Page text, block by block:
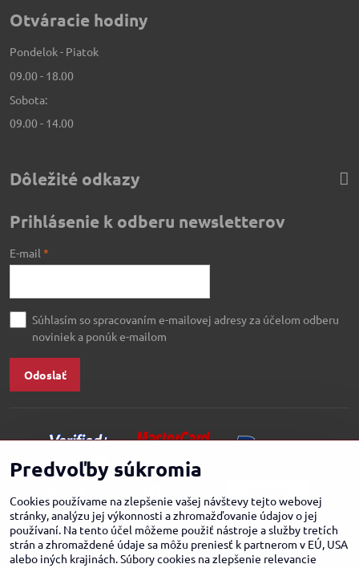
Otváracie hodiny
Pondelok - Piatok
09.00 - 18.00
Sobota:
09.00 - 14.00
Dôležité odkazy
Prihlásenie k odberu newsletterov
E-mail *
Súhlasím so spracovaním e-mailovej adresy za účelom odberu
noviniek a ponúk e-mailom
Odoslať
Predvoľby súkromia
Cookies používame na zlepšenie vašej návštevy tejto webovej
stránky, analýzu jej výkonnosti a zhromažďovanie údajov o jej
používaní. Na tento účel môžeme použiť nástroje a služby tretích
strán a zhromaždené údaje sa môžu preniesť k partnerom v EÚ, USA
alebo iných krajinách. Súbory cookies na zlepšenie relevancie